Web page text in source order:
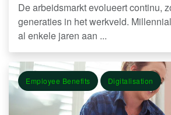
De arbeidsmarkt evolueert continu,
generaties in het werkveld.
al enkele jaren aan ...
Employee Benefits Digitalisation